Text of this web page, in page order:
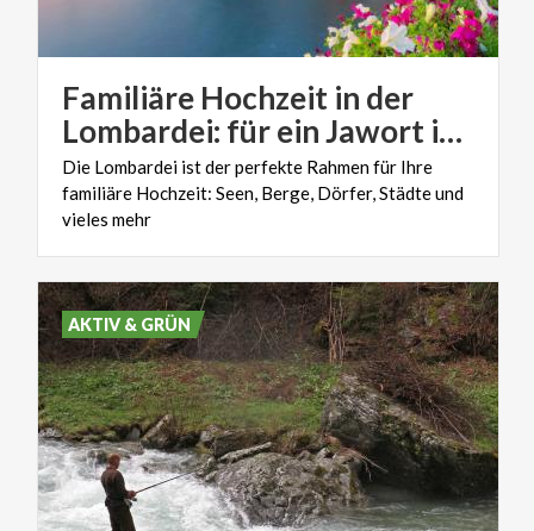
Familiäre Hochzeit in der
Lombardei: für ein Jawort im Kreis der Familie
Die Lombardei ist der perfekte Rahmen für Ihre
familiäre Hochzeit: Seen, Berge, Dörfer, Städte und
vieles mehr
AKTIV & GRÜN